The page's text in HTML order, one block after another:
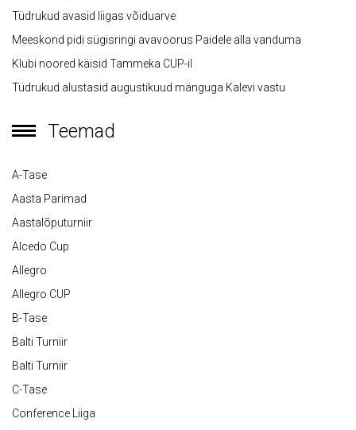
Tüdrukud avasid liigas võiduarve
Meeskond pidi sügisringi avavoorus Paidele alla vanduma
Klubi noored käisid Tammeka CUP-il
Tüdrukud alustasid augustikuud mänguga Kalevi vastu
Teemad
A-Tase
Aasta Parimad
Aastalõputurniir
Alcedo Cup
Allegro
Allegro CUP
B-Tase
Balti Turniir
Balti Turniir
C-Tase
Conference Liiga